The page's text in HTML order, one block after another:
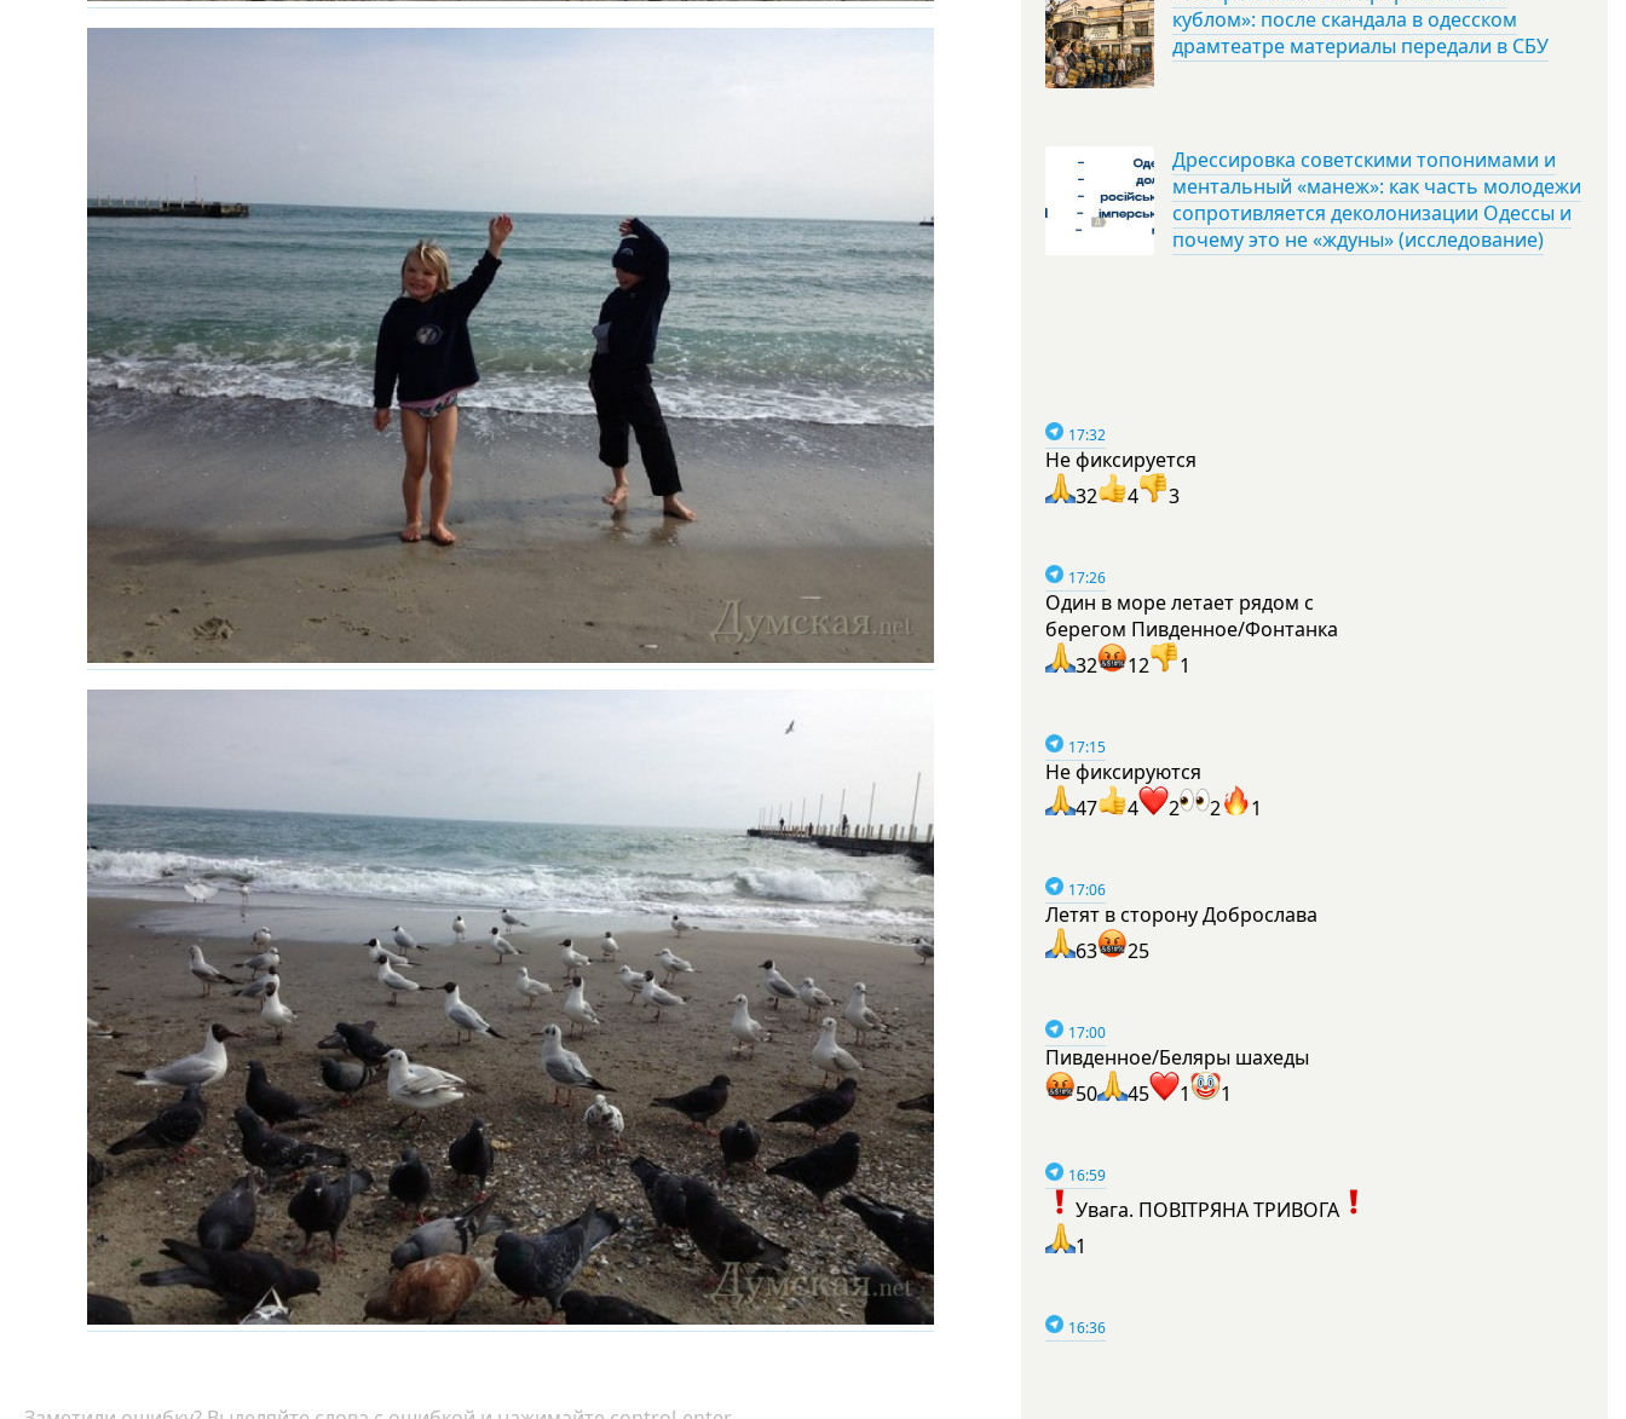
кублом»: после скандала в одесском
драмтеатре материалы передали в СБУ
Дрессировка советскими топонимами и
ментальный «манеж»: как часть молодежи
сопротивляется деколонизации Одессы и
почему это не «ждуны» (исследование)
17:32
Не фиксируется
32
4 3
17:26
Один в море летает рядом с
берегом Пивденное/Фонтанка
32
12 1
17:15
Не фиксируются
47
4 2 2 1
17:06
Летят в сторону Доброслава
63
25
17:00
Пивденное/Беляры шахеды
50
45 1 1
16:59
Увага. ПОВІТРЯНА ТРИВОГА
1
16:36